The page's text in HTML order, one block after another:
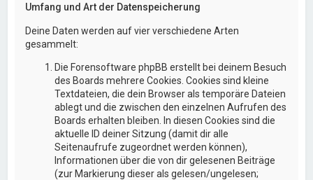
Umfang und Art der Datenspeicherung
Deine Daten werden auf vier verschiedene Arten
gesammelt:
Die Forensoftware phpBB erstellt bei deinem Besuch
des Boards mehrere Cookies. Cookies sind kleine
Textdateien, die dein Browser als temporäre Dateien
ablegt und die zwischen den einzelnen Aufrufen des
Boards erhalten bleiben. In diesen Cookies sind die
aktuelle ID deiner Sitzung (damit dir alle
Seitenaufrufe zugeordnet werden können),
Informationen über die von dir gelesenen Beiträge
(zur Markierung dieser als gelesen/ungelesen;